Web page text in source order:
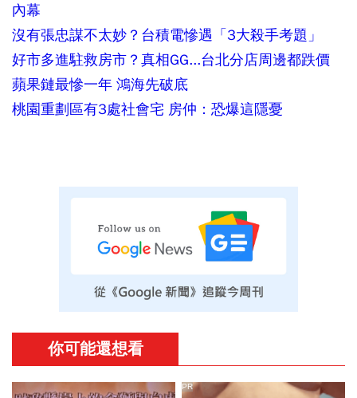
內幕
沒有張忠謀不太妙？台積電慘遇「3大殺手考題」
好市多進駐救房市？真相GG...台北分店周邊都跌價
蘋果鏈最慘一年 鴻海先破底
桃園重劃區有3處社會宅 房仲：恐爆這隱憂